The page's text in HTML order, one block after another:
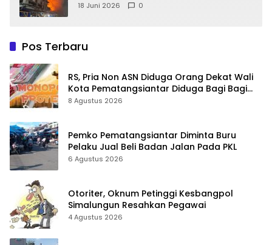
18 Juni 2026 0
Pos Terbaru
RS, Pria Non ASN Diduga Orang Dekat Wali
Kota Pematangsiantar Diduga Bagi Bagi
Proyek ke Kontraktor
8 Agustus 2026
Pemko Pematangsiantar Diminta Buru
Pelaku Jual Beli Badan Jalan Pada PKL
6 Agustus 2026
Otoriter, Oknum Petinggi Kesbangpol
Simalungun Resahkan Pegawai
4 Agustus 2026